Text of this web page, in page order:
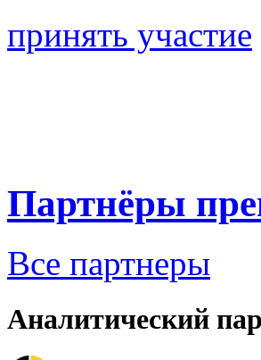
принять участие
Партнёры
Все партнеры
Аналитический